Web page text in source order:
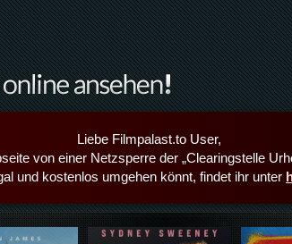
Liebe Filmpalast.to User,
von einer Netzsperre der „Clearingstelle
und kostenlos umgehen könnt, findet ihr unter